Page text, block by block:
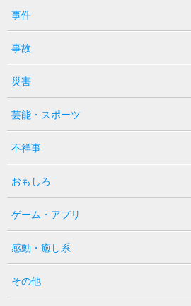
事件
事故
災害
芸能・スポーツ
不祥事
おもしろ
ゲーム・アプリ
感動・癒し系
その他